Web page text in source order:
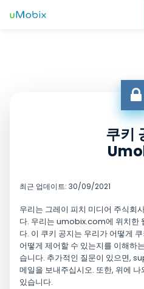
쿠키
최근 업데이트: 30/09/2021
우리는 그레이 피치 미디어 주식회
다. 우리는 umobix.com에 위치한
다. 이 쿠키 공지는 우리가 어떻게
어떻게 제어할 수 있는지를 이해하
습니다. 추가적인 질문이 있으면,
메일을 보내주십시오. 또한, 위에
있습니다.